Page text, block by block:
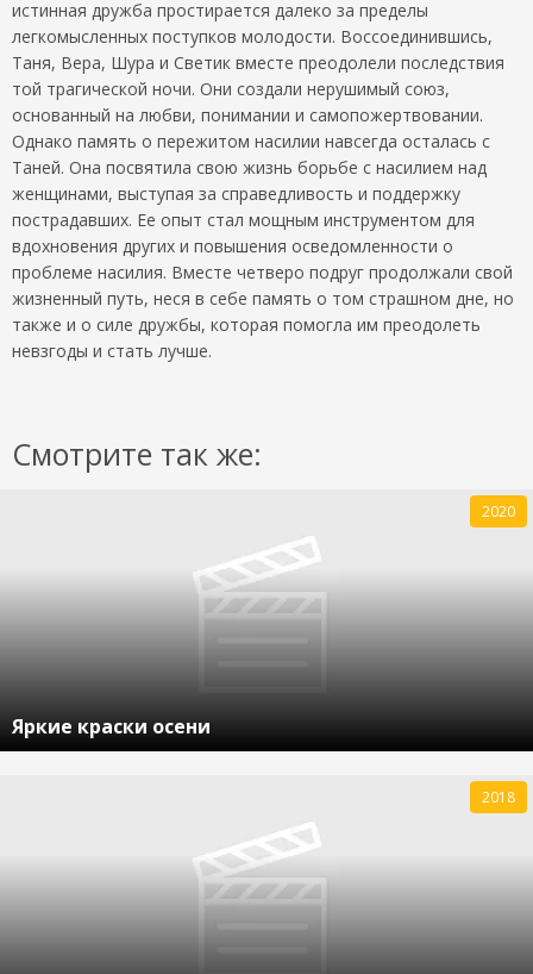
истинная дружба простирается далеко за пределы
легкомысленных поступков молодости. Воссоединившись,
Таня, Вера, Шура и Светик вместе преодолели последствия
той трагической ночи. Они создали нерушимый союз,
основанный на любви, понимании и самопожертвовании.
Однако память о пережитом насилии навсегда осталась с
Таней. Она посвятила свою жизнь борьбе с насилием над
женщинами, выступая за справедливость и поддержку
пострадавших. Ее опыт стал мощным инструментом для
вдохновения других и повышения осведомленности о
проблеме насилия. Вместе четверо подруг продолжали свой
жизненный путь, неся в себе память о том страшном дне, но
также и о силе дружбы, которая помогла им преодолеть
невзгоды и стать лучше.
Смотрите так же:
Яркие краски осени
2020
2018